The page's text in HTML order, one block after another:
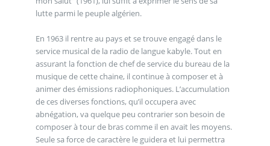
lutte parmi le peuple algérien.
En 1963 il rentre au pays et se trouve engagé dans le
service musical de la radio de langue kabyle. Tout en
assurant la fonction de chef de service du bureau de la
musique de cette chaine, il continue à composer et à
animer des émissions radiophoniques. L’accumulation
de ces diverses fonctions, qu’il occupera avec
abnégation, va quelque peu contrarier son besoin de
composer à tour de bras comme il en avait les moyens.
Seule sa force de caractère le guidera et lui permettra